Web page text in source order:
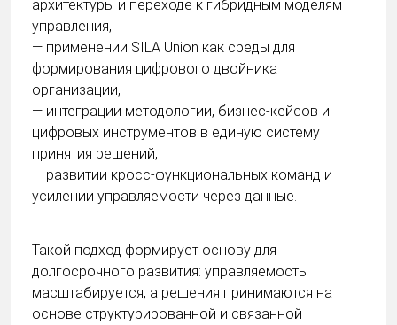
архитектуры и переходе к гибридным моделям
управления,
— применении SILA Union как среды для
формирования цифрового двойника
организации,
— интеграции методологии, бизнес-кейсов и
цифровых инструментов в единую систему
принятия решений,
— развитии кросс-функциональных команд и
усилении управляемости через данные.
Такой подход формирует основу для
долгосрочного развития: управляемость
масштабируется, а решения принимаются на
основе структурированной и связанной